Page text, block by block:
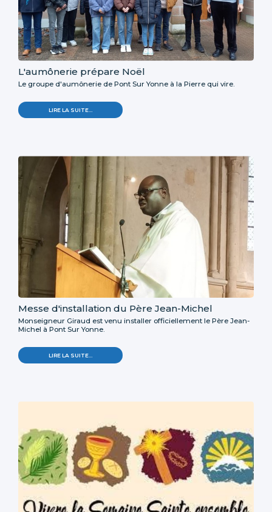
L'aumônerie prépare Noël
Le groupe d'aumônerie de Pont Sur Yonne à la Pierre qui vire.
LIRE LA SUITE…
Messe d'installation du Père Jean-Michel
Monseigneur Giraud est venu installer officiellement le Père Jean-
Michel à Pont Sur Yonne.
LIRE LA SUITE…